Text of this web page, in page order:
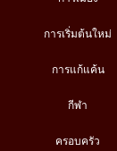
การเริ่มต้นใหม่
การแก้แค้น
กีฬา
ครอบครัว